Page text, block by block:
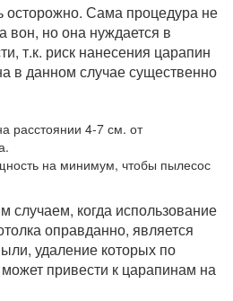
осторожно. Сама процедура не
вон, но она нуждается в
т.к. риск нанесения царапин
в данном случае существенно
расстоянии 4-7 см. от
на минимум, чтобы пылесос
случаем, когда использование
оправданно, является
удаление которых по
привести к царапинам на